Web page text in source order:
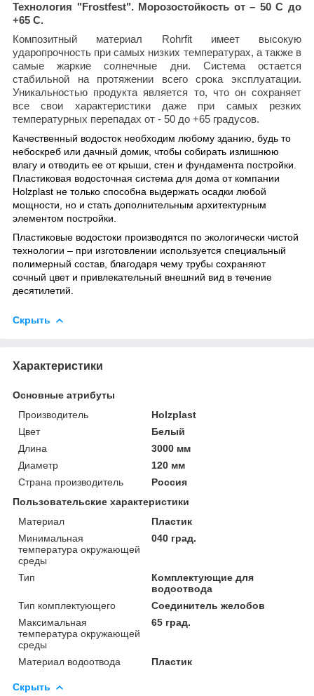
Технология "Frostfest". Морозостойкость от – 50 С до
+65 С.
Композитный материал Rohrfit имеет высокую
ударопрочность при самых низких температурах, а также в
самые жаркие солнечные дни. Система остается
стабильной на протяжении всего срока эксплуатации.
Уникальностью продукта является то, что он сохраняет
все свои характеристики даже при самых резких
температурных перепадах от - 50 до +65 градусов.
Качественный водосток необходим любому зданию, будь то
небоскреб или дачный домик, чтобы собирать излишнюю
влагу и отводить ее от крыши, стен и фундамента постройки.
Пластиковая водосточная система для дома от компании
Holzplast не только способна выдержать осадки любой
мощности, но и стать дополнительным архитектурным
элементом постройки.
Пластиковые водостоки производятся по экологически чистой
технологии – при изготовлении используется специальный
полимерный состав, благодаря чему трубы сохраняют
сочный цвет и привлекательный внешний вид в течение
десятилетий
Скрыть
Характеристики
Основные атрибуты
Производитель
Holzplast
Цвет
Белый
Длина
3000 мм
Диаметр
120 мм
Страна производитель
Россия
Пользовательские характеристики
Материал
Пластик
Минимальная
температура окружающей
среды
040 град.
Тип
Комплектующие для
водоотвода
Тип комплектующего
Соединитель желобов
Максимальная
температура окружающей
среды
65 град.
Материал водоотвода Пластик
Скрыть